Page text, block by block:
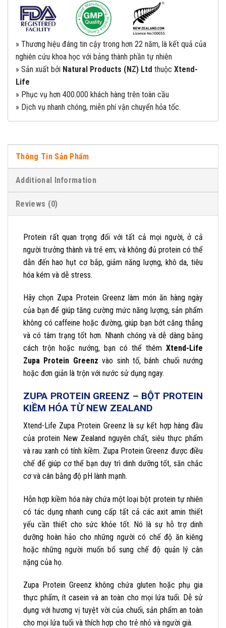
» Thương hiệu đáng tin cậy trong hơn 22 năm, là kết quả của
nghiên cứu khoa học với bảng thành phần tự nhiên
» Sản xuất bởi Natural Products (NZ) Ltd thuộc Xtend-
Life
» Phục vụ hơn 400.000 khách hàng trên toàn cầu
» Dịch vụ nhanh chóng, miễn phí vận chuyển hỏa tốc.
Thông Tin Sản Phẩm
Additional Information
Reviews (0)
Protein rất quan trọng đối với tất cả mọi người, ở cả
người trưởng thành và trẻ em; và không đủ protein có thể
dẫn đến hao hụt cơ bắp, giảm năng lượng, khô da, tiêu
hóa kém và dễ stress.
Hãy chọn Zupa Protein Greenz làm món ăn hàng ngày
của bạn để giúp tăng cường mức năng lượng, sản phẩm
không có caffeine hoặc đường, giúp bạn bớt căng thẳng
và có tâm trạng tốt hơn. Nhanh chóng và dễ dàng bằng
cách trộn hoặc nướng, bạn có thể thêm Xtend-Life
Zupa Protein Greenz vào sinh tố, bánh chuối nướng
hoặc đơn giản là trộn với nước sử dụng ngay.
ZUPA PROTEIN GREENZ – BỘT PROTEIN
KIỀM HÓA TỪ NEW ZEALAND
Xtend-Life Zupa Protein Greenz là sự kết hợp hàng đầu
của protein New Zealand nguyên chất, siêu thực phẩm
và rau xanh có tính kiềm. Zupa Protein Greenz được điều
chế để giúp cơ thể bạn duy trì dinh dưỡng tốt, săn chắc
cơ và cân bằng độ pH lành mạnh.
Hỗn hợp kiềm hóa này chứa một loại bột protein tự nhiên
có tác dụng nhanh cung cấp tất cả các axit amin thiết
yếu cần thiết cho sức khỏe tốt. Nó là sự hỗ trợ dinh
dưỡng hoàn hảo cho những người có chế độ ăn kiêng
hoặc những người muốn bổ sung chế độ quản lý cân
nặng của họ.
Zupa Protein Greenz không chứa gluten hoặc phụ gia
thực phẩm, ít casein và an toàn cho mọi lứa tuổi. Dễ sử
dụng với hương vị tuyệt vời của chuối, sản phẩm an toàn
cho mọi lứa tuổi và thích hợp cho trẻ nhỏ và người già.